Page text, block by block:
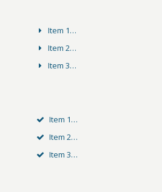
Item 1…
Item 2…
Item 3…
Item 1…
Item 2…
Item 3…